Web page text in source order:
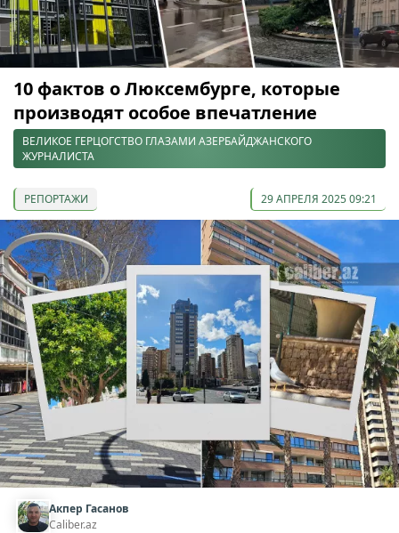
10 фактов о Люксембурге, которые
производят особое впечатление
ВЕЛИКОЕ ГЕРЦОГСТВО ГЛАЗАМИ АЗЕРБАЙДЖАНСКОГО
ЖУРНАЛИСТА
РЕПОРТАЖИ 29 АПРЕЛЯ 2025 09:21
Акпер Гасанов
Caliber.az